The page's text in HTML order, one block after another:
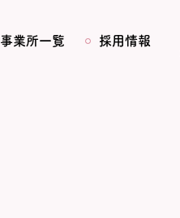
事業所一覧 採用情報